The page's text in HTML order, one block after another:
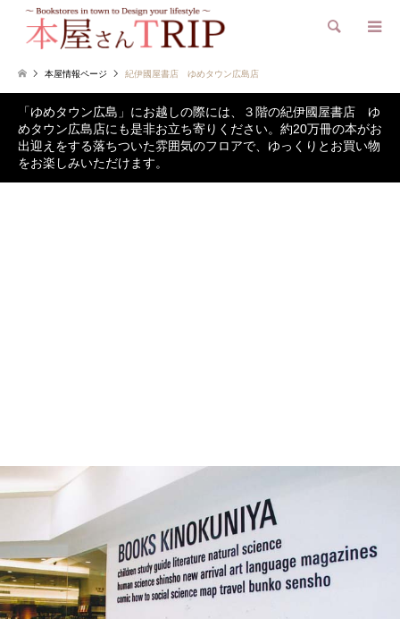
検索
本屋情報ページ 紀伊國屋書店 ゆめタウン広島店
「ゆめタウン広島」にお越しの際には、３階の紀伊國屋書店 ゆ
めタウン広島店にも是非お立ち寄りください。約20万冊の本がお
出迎えをする落ちついた雰囲気のフロアで、ゆっくりとお買い物
をお楽しみいただけます。